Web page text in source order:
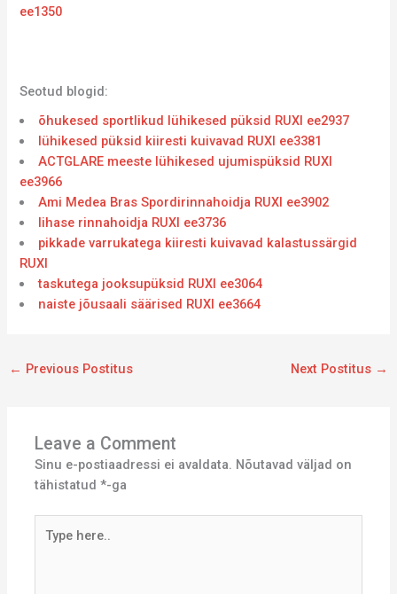
ee1350
Seotud blogid:
õhukesed sportlikud lühikesed püksid RUXI ee2937
lühikesed püksid kiiresti kuivavad RUXI ee3381
ACTGLARE meeste lühikesed ujumispüksid RUXI
ee3966
Ami Medea Bras Spordirinnahoidja RUXI ee3902
lihase rinnahoidja RUXI ee3736
pikkade varrukatega kiiresti kuivavad kalastussärgid
RUXI
taskutega jooksupüksid RUXI ee3064
naiste jõusaali säärised RUXI ee3664
← Previous Postitus Next Postitus →
Leave a Comment
Sinu e-postiaadressi ei avaldata. Nõutavad väljad on
tähistatud*-ga
here..